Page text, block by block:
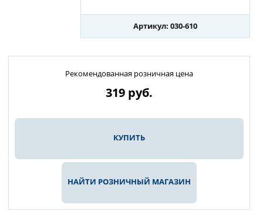
Артикул: 030-610
Рекомендованная розничная цена
319 руб.
КУПИТЬ
НАЙТИ РОЗНИЧНЫЙ МАГАЗИН